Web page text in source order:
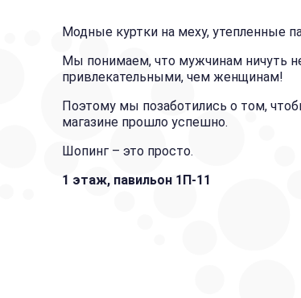
Модные куртки на меху, утепленные
Мы понимаем, что мужчинам ничуть
‎привлекательными, чем женщинам!
Поэтому мы позаботились о том,
магазине прошло успешно.
Шопинг – это просто.
1 этаж, павильон 1П-11